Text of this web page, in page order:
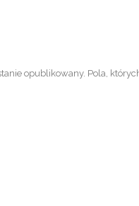
opublikowany. Pola,